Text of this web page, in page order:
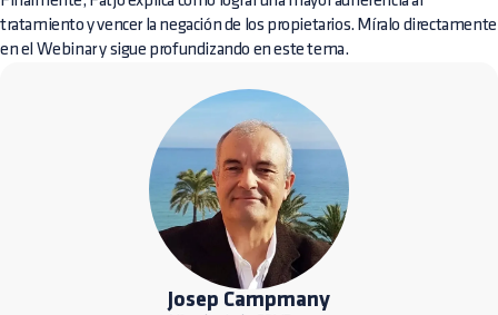
tratamiento y vencer la negación de los propietarios. Míralo directamente
en el Webinar y sigue profundizando en este tema.
Josep Campmany